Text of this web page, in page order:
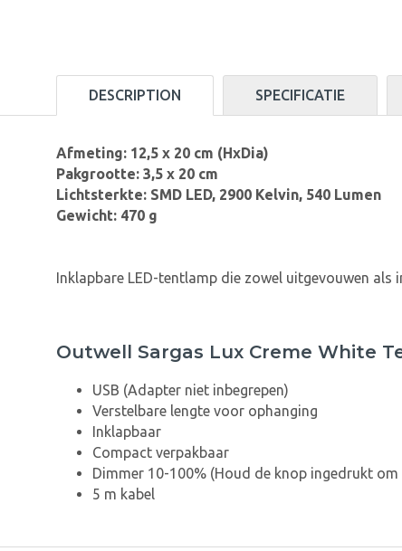
DESCRIPTION SPECIFICATIE
Afmeting: 12,5 x 20 cm (HxDia)
Pakgrootte: 3,5 x 20 cm
Lichtsterkte: SMD LED, 2900 Kelvin, 540 Lumen
Gewicht: 470 g
Inklapbare LED-tentlamp die zowel uitgevouwen
Outwell Sargas Lux Creme White
USB (Adapter niet inbegrepen)
Verstelbare lengte voor ophanging
Inklapbaar
Compact verpakbaar
Dimmer 10-100% (Houd de knop ingedrukt
5 m kabel